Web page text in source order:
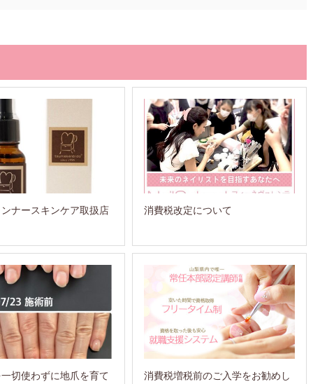
ナースキンケア取扱店 消費税改定について
切使わずに地爪を育て
消費税増税前のご入学をお勧めし